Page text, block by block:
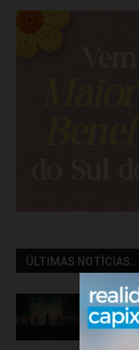
.Anúncio
ÚLTIMAS NOTÍCIAS..